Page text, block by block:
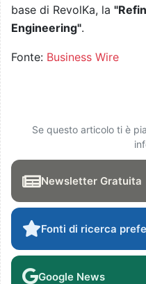
base di RevolKa, la
Engineering".
Fonte: Business Wire
Se questo articolo ti è
Newsletter Gratuita
Fonti di ricerca
Google News